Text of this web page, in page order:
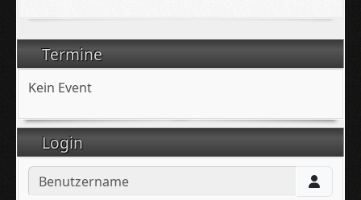
Termine
Kein Event
Login
Benutzername